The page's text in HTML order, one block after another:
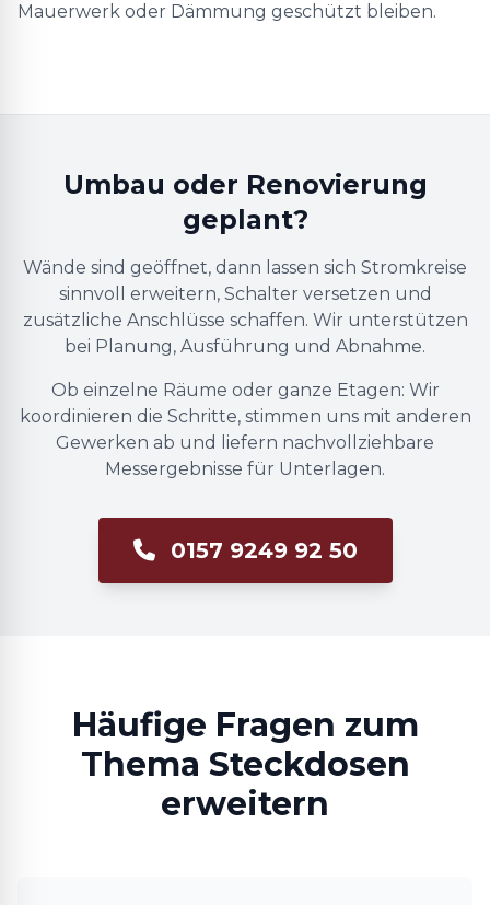
Mauerwerk oder Dämmung geschützt bleiben.
Umbau oder Renovierung
geplant?
Wände sind geöffnet, dann lassen sich Stromkreise
sinnvoll erweitern, Schalter versetzen und
zusätzliche Anschlüsse schaffen. Wir unterstützen
bei Planung, Ausführung und Abnahme.
Ob einzelne Räume oder ganze Etagen: Wir
koordinieren die Schritte, stimmen uns mit anderen
Gewerken ab und liefern nachvollziehbare
Messergebnisse für Unterlagen.
0157 9249 92 50
Häufige Fragen zum
Thema Steckdosen
erweitern